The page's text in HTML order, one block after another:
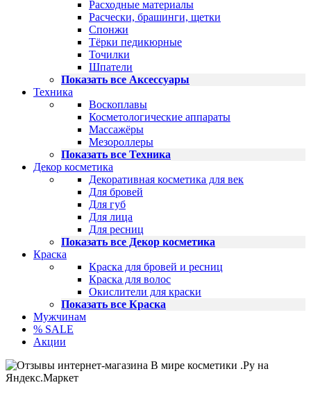
Расходные материалы
Расчески, брашинги, щетки
Спонжи
Тёрки педикюрные
Точилки
Шпатели
Показать все Аксессуары
Техника
Воскоплавы
Косметологические аппараты
Массажёры
Мезороллеры
Показать все Техника
Декор косметика
Декоративная косметика для век
Для бровей
Для губ
Для лица
Для ресниц
Показать все Декор косметика
Краска
Краска для бровей и ресниц
Краска для волос
Окислители для краски
Показать все Краска
Мужчинам
% SALE
Акции